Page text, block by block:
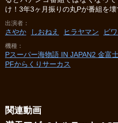
け！3年3ヶ月振りの丸Pが番組を壊
出演者
さやか しおねえ ヒラヤマン ビ
機種
Pスーパー海物語 IN JAPAN2 金富
PFからくりサーカス
関連動画